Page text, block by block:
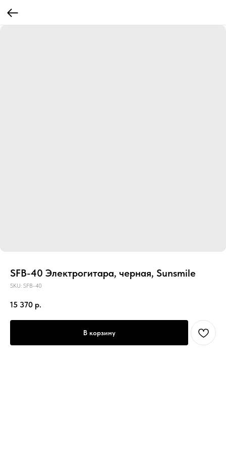
SFB-40 Электрогитара, черная, Sunsmile
SKU: SFB-40
15 370 р.
В корзину